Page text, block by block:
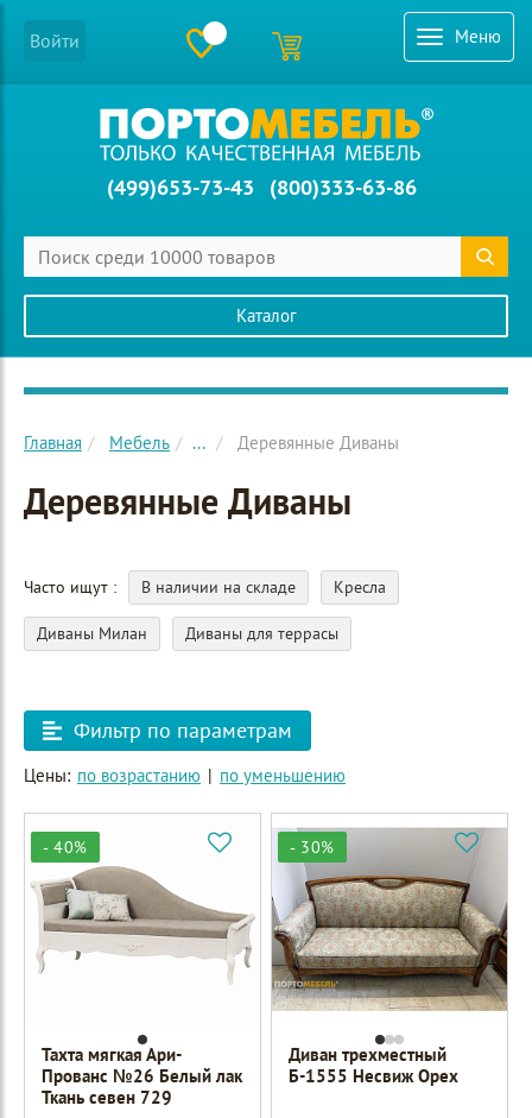
Меню
Войти
(499)653-73-43 (800)333-63-86
Каталог
Главное меню сайта
Главная Мебель ... Деревянные Диваны
Деревянные Диваны
Часто ищут В наличии на складе Кресла
Диваны Милан Диваны для террасы
Фильтр по параметрам
Цены: по возрастанию | по уменьшению
- 40%
Тахта мягкая Ари-
Прованс №26 Белый лак
Ткань севен 729
- 30%
Диван трехместный
Б-1555 Несвиж Орех